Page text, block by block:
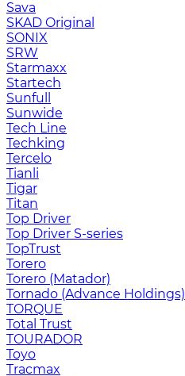
Sava
SKAD Original
SONIX
SRW
Starmaxx
Startech
Sunfull
Sunwide
Tech Line
Techking
Tercelo
Tianli
Tigar
Titan
Top Driver
Top Driver S-series
TopTrust
Torero
Torero (Matador)
Tornado (Advance Holdings)
TORQUE
Total Trust
TOURADOR
Toyo
Tracmax